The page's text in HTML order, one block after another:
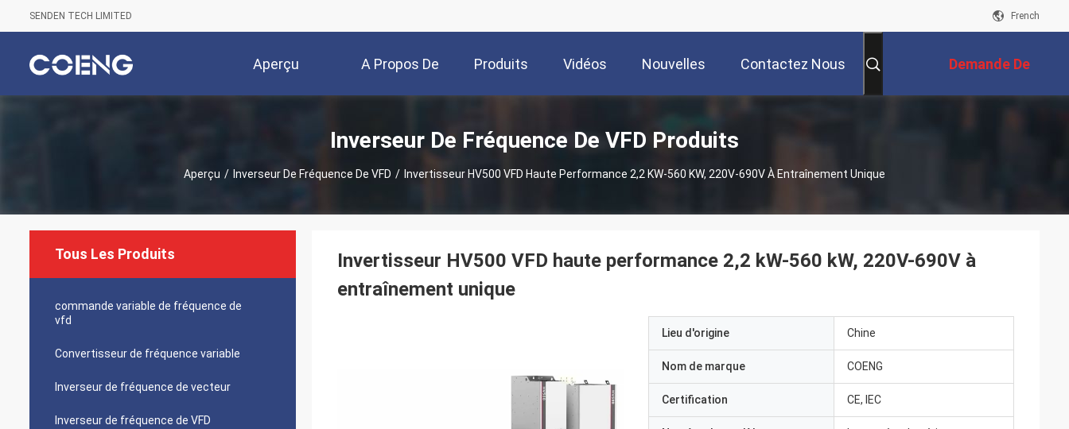
SENDEN TECH LIMITED French
Aperçu A Propos De
Nous
Produits Vidéos Nouvelles Contactez Nous Demande De
Soumission
Inverseur De Fréquence De VFD Produits
Aperçu / Inverseur De Fréquence De VFD / Invertisseur HV500 VFD Haute Performance 2,2 KW-560 KW, 220V-690V À Entraînement Unique
Tous Les Produits
commande variable de fréquence de
vfd
Convertisseur de fréquence variable
Inverseur de fréquence de vecteur
Inverseur de fréquence de VFD
Invertisseur HV500 VFD haute performance 2,2 kW-560 kW, 220V-690V à
entraînement unique
Lieu d'origine Chine
Nom de marque COENG
Certification CE, IEC